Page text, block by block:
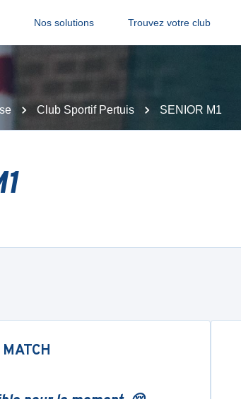
Nos solutions Trouvez votre club
Club Sportif Pertuis SENIOR M1